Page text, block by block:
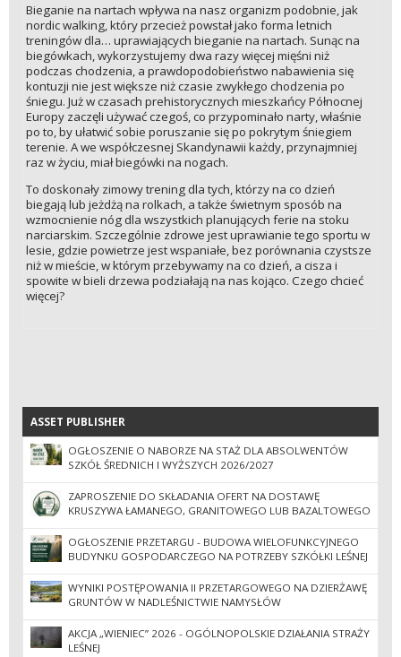
Bieganie na nartach wpływa na nasz organizm podobnie, jak
nordic walking, który przecież powstał jako forma letnich
treningów dla… uprawiających bieganie na nartach. Sunąc na
biegówkach, wykorzystujemy dwa razy więcej mięśni niż
podczas chodzenia, a prawdopodobieństwo nabawienia się
kontuzji nie jest większe niż czasie zwykłego chodzenia po
śniegu. Już w czasach prehistorycznych mieszkańcy Północnej
Europy zaczęli używać czegoś, co przypominało narty, właśnie
po to, by ułatwić sobie poruszanie się po pokrytym śniegiem
terenie. A we współczesnej Skandynawii każdy, przynajmniej
raz w życiu, miał biegówki na nogach.
To doskonały zimowy trening dla tych, którzy na co dzień
biegają lub jeżdżą na rolkach, a także świetnym sposób na
wzmocnienie nóg dla wszystkich planujących ferie na stoku
narciarskim. Szczególnie zdrowe jest uprawianie tego sportu w
lesie, gdzie powietrze jest wspaniałe, bez porównania czystsze
niż w mieście, w którym przebywamy na co dzień, a cisza i
spowite w bieli drzewa podziałają na nas kojąco. Czego chcieć
więcej?
ASSET PUBLISHER
ASSET PUBLISHER
OGŁOSZENIE O NABORZE NA STAŻ DLA ABSOLWENTÓW
SZKÓŁ ŚREDNICH I WYŻSZYCH 2026/2027
ZAPROSZENIE DO SKŁADANIA OFERT NA DOSTAWĘ
KRUSZYWA ŁAMANEGO, GRANITOWEGO LUB BAZALTOWEGO
OGŁOSZENIE PRZETARGU - BUDOWA WIELOFUNKCYJNEGO
BUDYNKU GOSPODARCZEGO NA POTRZEBY SZKÓŁKI LEŚNEJ
WYNIKI POSTĘPOWANIA II PRZETARGOWEGO NA DZIERŻAWĘ
GRUNTÓW W NADLEŚNICTWIE NAMYSŁÓW
AKCJA „WIENIEC” 2026 - OGÓLNOPOLSKIE DZIAŁANIA STRAŻY
LEŚNEJ